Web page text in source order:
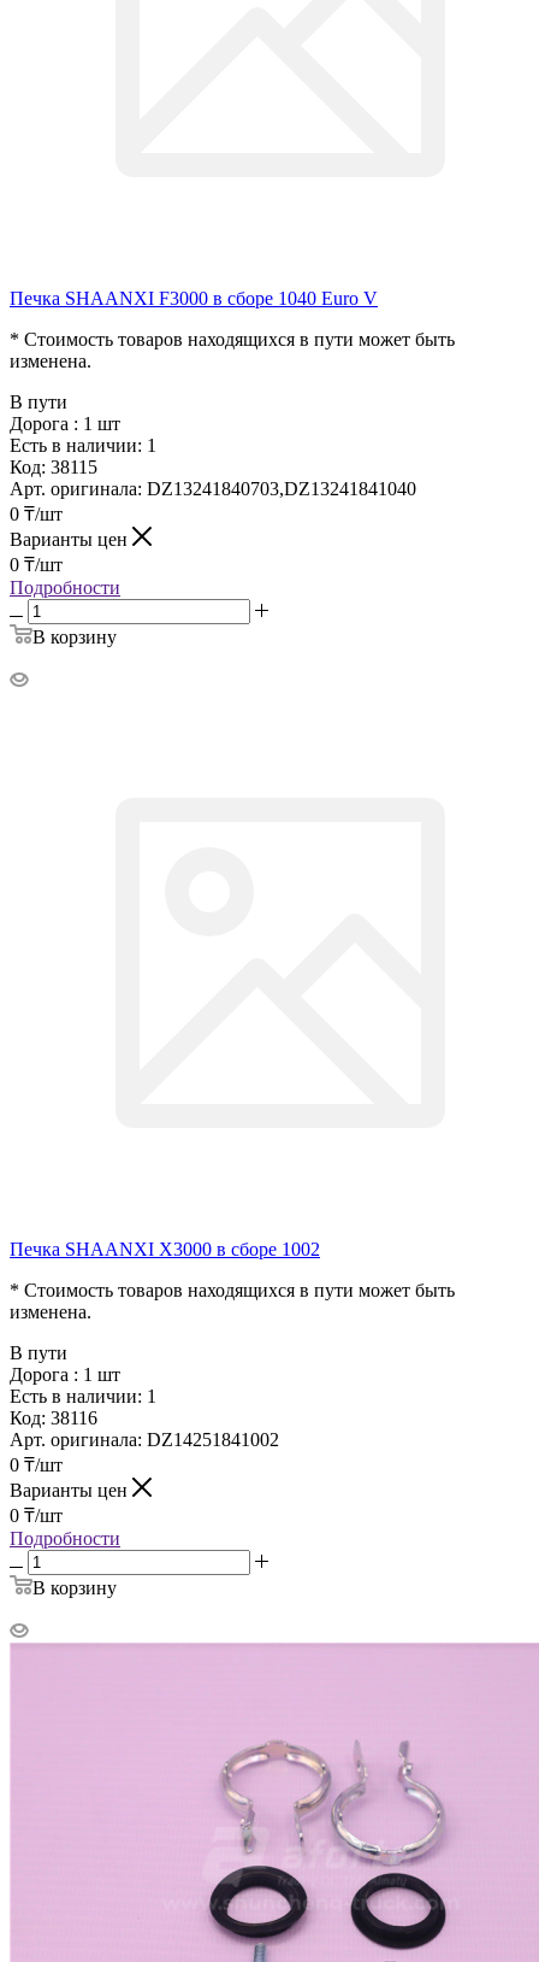
Печкa SHAANXI F3000 в сборе 1040 Euro V
* Стоимость товаров находящихся в пути может быть
изменена.
В пути
Дорога : 1 шт
Есть в наличии: 1
Код: 38115
Арт. оригинала: DZ13241840703,DZ13241841040
0 ₸/шт
Варианты цен
0 ₸/шт
Подробности
В корзину
Печкa SHAANXI X3000 в сборе 1002
* Стоимость товаров находящихся в пути может быть
изменена.
В пути
Дорога : 1 шт
Есть в наличии: 1
Код: 38116
Арт. оригинала: DZ14251841002
0 ₸/шт
Варианты цен
0 ₸/шт
Подробности
В корзину